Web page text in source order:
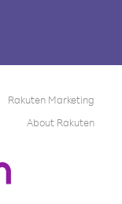
Rakuten Marketing
About Rakuten